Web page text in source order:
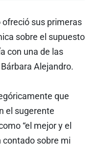
sus primeras
sobre el supuesto
con una de las
Alejandro.
que
el sugerente
“el mejor y el
contado sobre mi